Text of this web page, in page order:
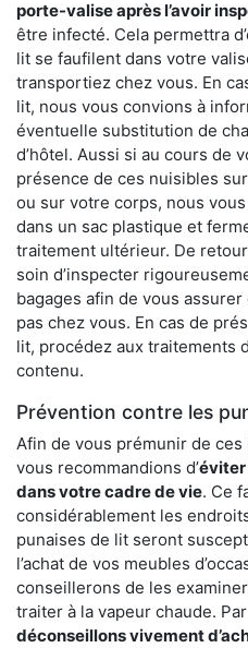
porte-valise après l’avoir
être infecté. Cela permettra
lit se faufilent dans votre
transportiez chez vous. En
lit, nous vous convions à
éventuelle substitution de
d’hôtel. Aussi si au cours de
présence de ces nuisibles
ou sur votre corps, nous
dans un sac plastique et
traitement ultérieur. De
soin d’inspecter
bagages afin de vous
pas chez vous. En cas de
lit, procédez aux traitements
contenu.
Prévention contre les
Afin de vous prémunir de ces
vous recommandions d’éviter
dans votre cadre de vie. Ce
considérablement les
punaises de lit seront
l’achat de vos meubles
conseillerons de les
traiter à la vapeur chaude.
déconseillons vivement